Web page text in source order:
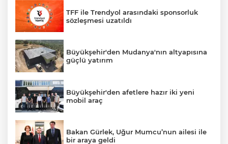
TFF ile Trendyol arasındaki sponsorluk
sözleşmesi uzatıldı
Büyükşehir'den Mudanya'nın altyapısına
güçlü yatırım
Büyükşehir'den afetlere hazır iki yeni
mobil araç
Bakan Gürlek, Uğur Mumcu’nun ailesi ile
bir araya geldi